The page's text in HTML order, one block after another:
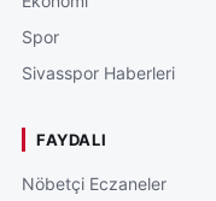
Spor
Sivasspor Haberleri
FAYDALI
Nöbetçi Eczaneler